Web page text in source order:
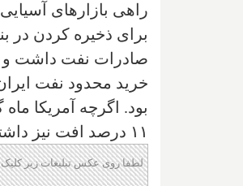
راهی بازارهای
صادرات نفت داشت و
خرید محدود نفت
بود. اگرچه آمریکا
۱۱ درصد افت نیز داشته و هم اکنون قیمت نفت شاخص برنت کمی بیش از ۶۰ دلار است.
لطفا روی عکس تبلیغات زیر کلیک